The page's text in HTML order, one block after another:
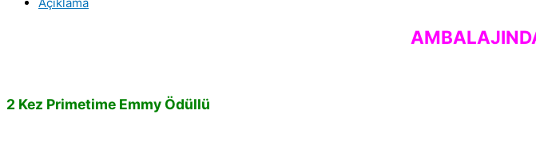
2 Kez Primetime Emmy Ödüllü